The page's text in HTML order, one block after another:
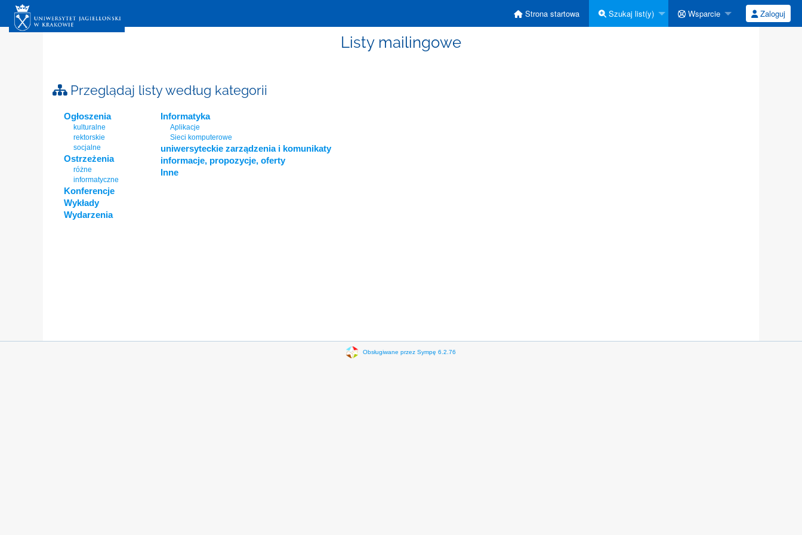
Strona startowa Szukaj list(y) Wsparcie Zaloguj
Listy mailingowe
Przeglądaj listy według kategorii
Ogłoszenia
kulturalne
rektorskie
socjalne
Ostrzeżenia
różne
informatyczne
Konferencje
Wykłady
Wydarzenia
Informatyka
Aplikacje
Sieci komputerowe
uniwersyteckie zarządzenia i komunikaty
informacje, propozycje, oferty
Inne
Obsługiwane przez Sympę 6.2.76